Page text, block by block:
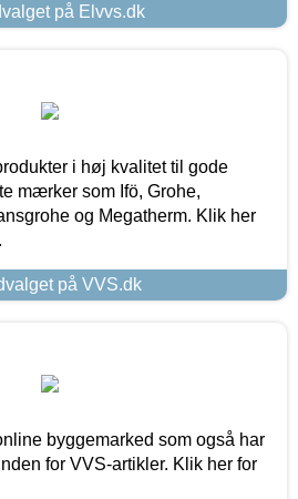
på Elvvs.dk
i høj kvalitet til gode
mærker som Ifö, Grohe,
og Megatherm. Klik her
på VVS.dk
byggemarked som også har
for VVS-artikler. Klik her for